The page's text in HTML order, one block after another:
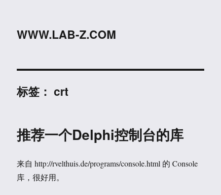
WWW.LAB-Z.COM
标签：crt
推荐一个Delphi控制台的库
来自 http://rvelthuis.de/programs/console.html 的 Console
库，很好用。